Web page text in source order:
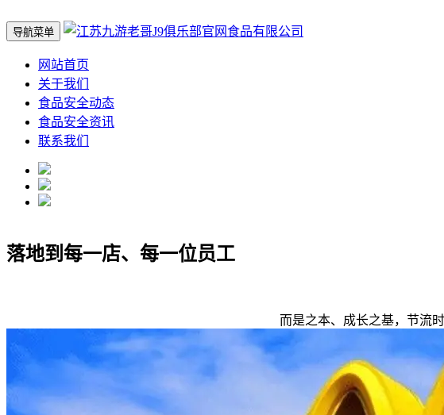
导航菜单
网站首页
关于我们
食品安全动态
食品安全资讯
联系我们
落地到每一店、每一位员工
而是之本、成长之基，节流时